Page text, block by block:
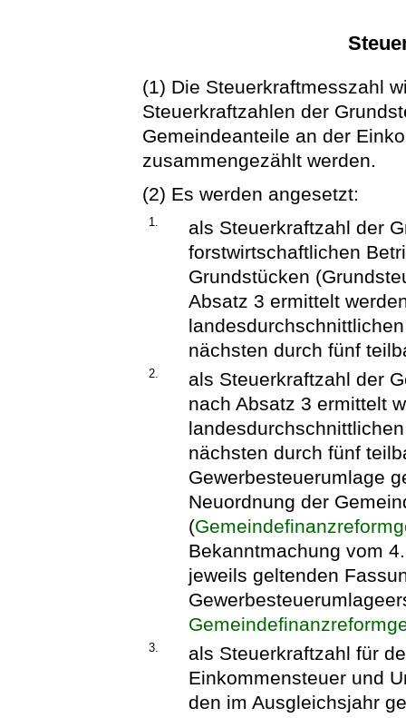
(1) Die Steuerkraftmesszahl
Steuerkraftzahlen der
Gemeindeanteile an der
zusammengezählt werden.
(2) Es werden angesetzt:
1.
als Steuerkraftzahl der
forstwirtschaftlichen
Grundstücken
Absatz 3 ermittelt
nächsten durch fünf
2.
als Steuerkraftzahl der
nach Absatz 3 ermittelt
nächsten durch fünf
Gewerbesteuerumlage
Neuordnung der
(
Bekanntmachung vom
jeweils geltenden
3.
als Steuerkraftzahl für
Einkommensteuer und
den im Ausgleichsjahr